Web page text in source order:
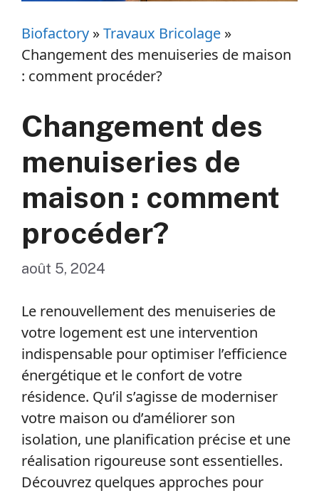
Biofactory »Travaux Bricolage »
Changement des menuiseries de maison
: comment procéder?
Changement des
menuiseries de
maison : comment
procéder?
août 5, 2024
Le renouvellement des menuiseries de
votre logement est une intervention
indispensable pour optimiser l’efficience
énergétique et le confort de votre
résidence. Qu’il s’agisse de moderniser
votre maison ou d’améliorer son
isolation, une planification précise et une
réalisation rigoureuse sont essentielles.
Découvrez quelques approches pour